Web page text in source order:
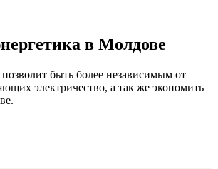
в Молдове
быть более независимым от
электричество, а так же экономить